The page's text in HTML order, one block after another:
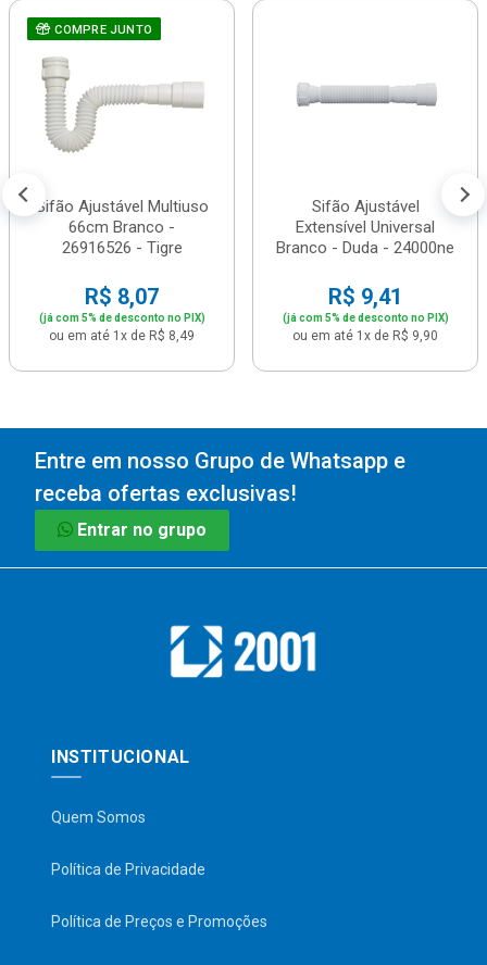
COMPRE JUNTO
Sifão Ajustável Multiuso
66cm Branco -
26916526 - Tigre
R$ 8,07
(já com 5% de desconto no PIX)
ou em até 1x de R$ 8,49
Sifão Ajustável
Extensível Universal
Branco - Duda - 24000ne
R$ 9,41
(já com 5% de desconto no PIX)
ou em até 1x de R$ 9,90
Entre em nosso Grupo de Whatsapp e
receba ofertas exclusivas!
Entrar no grupo
INSTITUCIONAL
Quem Somos
Política de Privacidade
Política de Preços e Promoções